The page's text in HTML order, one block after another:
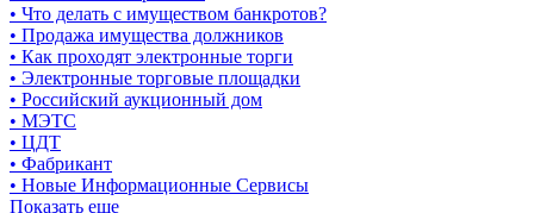
• Что делать с имуществом банкротов?
• Продажа имущества должников
• Как проходят электронные торги
• Электронные торговые площадки
• Российский аукционный дом
• МЭТС
• ЦДТ
• Фабрикант
• Новые Информационные Сервисы
Показать еще